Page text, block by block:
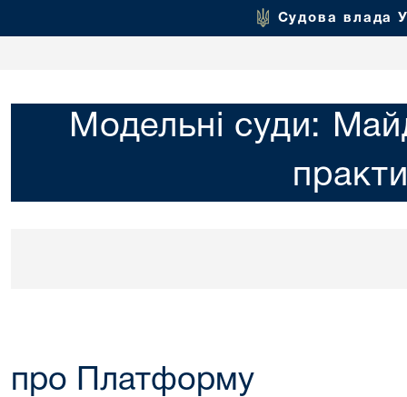
Судова влада
Модельні суди:
про Платформу